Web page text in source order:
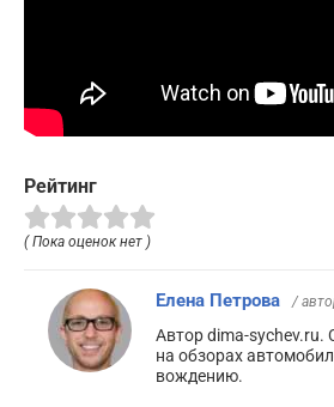
Рейтинг
( Пока оценок нет )
Елена Петрова /
Автор dima-sychev.ru.
на обзорах
вождению.